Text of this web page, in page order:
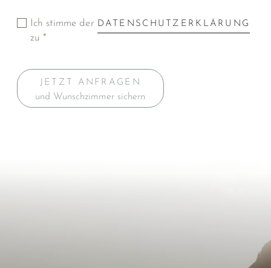
Ich stimme der DATENSCHUTZERKLÄRUNG
zu *
JETZT ANFRAGEN
und Wunschzimmer sichern